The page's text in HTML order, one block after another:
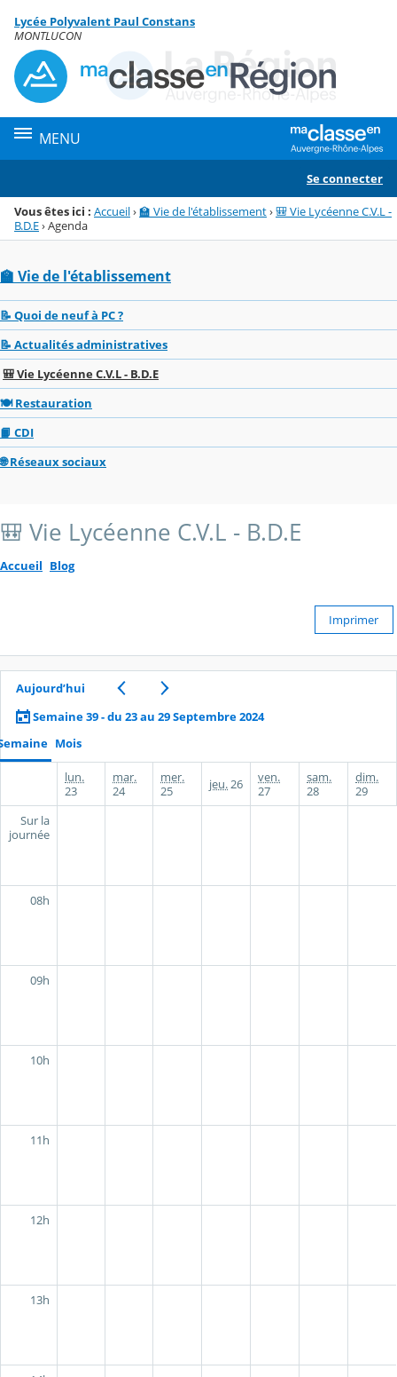
Menu de la rubrique
Contenu
Lycée Polyvalent Paul Constans
MONTLUCON
MENU
Se connecter
Vous êtes ici : Accueil›🏫 Vie de l'établissement›🎒 Vie Lycéenne C.V.L -
B.D.E›Agenda
🏫 Vie de l'établissement
📝 Quoi de neuf à PC ?
📝 Actualités administratives
🎒 Vie Lycéenne C.V.L - B.D.E
🍽️ Restauration
📙 CDI
🌐 Réseaux sociaux
🎒 Vie Lycéenne C.V.L - B.D.E
Accueil Blog
Imprimer
Aujourd’hui
Semaine 39 - du 23 au 29 Septembre 2024
Mois
lun.
23
mar.
24
mer.
25
jeu.26
ven.
27
sam.
28
dim.
29
Sur la
journée
08h
09h
10h
11h
12h
13h